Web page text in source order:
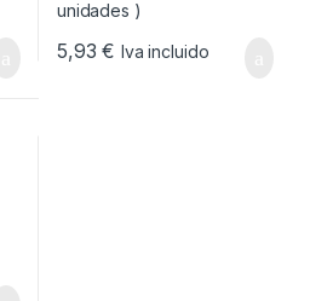
5,93€ Iva incluido